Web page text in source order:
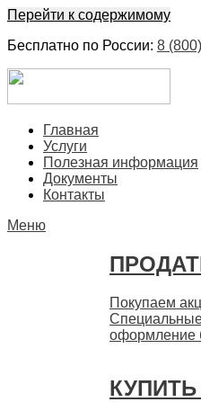
Перейти к содержимому
Бесплатно по России: 8
БыстроГлавная
Услуги
Полезная информация
Документы
Контакты
Меню
Покупаем
оформление